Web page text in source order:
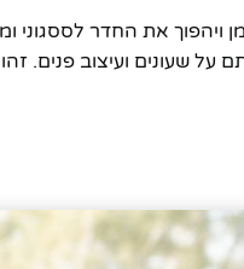
את החדר לססגוני
שעונים ועיצוב פנים.